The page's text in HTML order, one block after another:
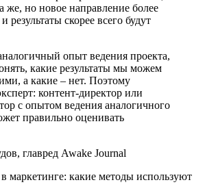
же, но новое направление более
результаты скорее всего будут
опыт ведения проекта,
какие результаты мы можем
а какие – нет. Поэтому
контент-директор или
с опытом ведения аналогичного
правильно оценивать
главред Awake Journal